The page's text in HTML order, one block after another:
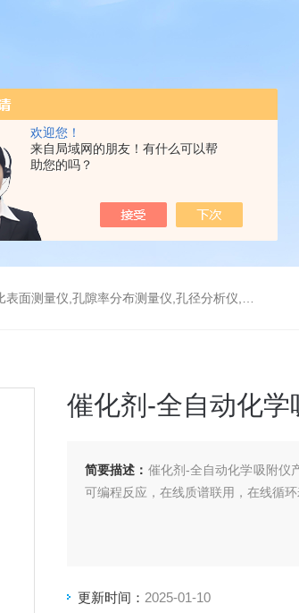
欢迎您！
来自局域网的朋友！有什么可以帮
助您的吗？
率分布测量仪,孔径分析仪,孔径测试仪,孔结构分析仪
催化剂-全自动化学
简要描述： 催化剂-全自动化学吸附仪
可编程反应，在线质谱联用，在线循
更新时间： 2025-01-10